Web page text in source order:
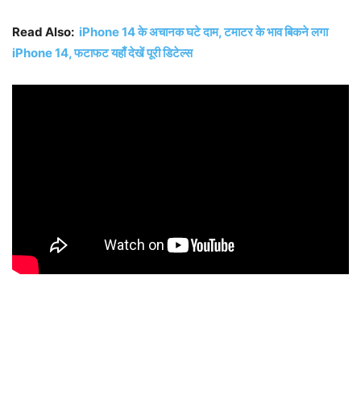
Read Also: iPhone 14 के अचानक घटे दाम, टमाटर के भाव बिकने लगा
iPhone 14, फटाफट यहाँ देखें पूरी डिटेल्स